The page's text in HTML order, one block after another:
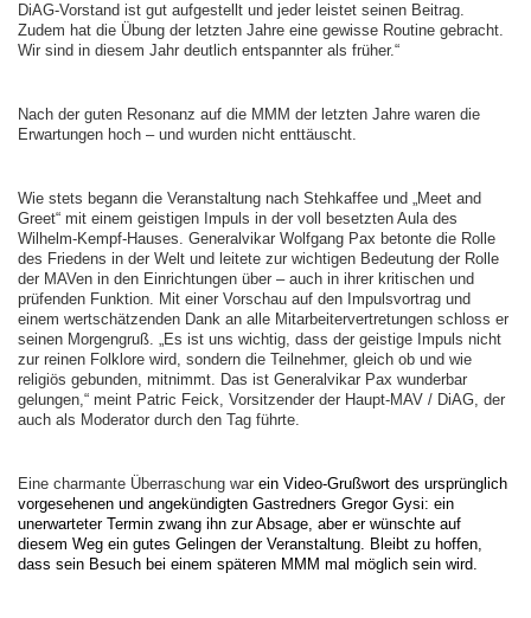
DiAG-Vorstand ist gut aufgestellt und jeder leistet seinen Beitrag.
Zudem hat die Übung der letzten Jahre eine gewisse Routine gebracht.
Wir sind in diesem Jahr deutlich entspannter als früher.“
Nach der guten Resonanz auf die MMM der letzten Jahre waren die
Erwartungen hoch – und wurden nicht enttäuscht.
Wie stets begann die Veranstaltung nach Stehkaffee und „Meet and
Greet“ mit einem geistigen Impuls in der voll besetzten Aula des
Wilhelm-Kempf-Hauses. Generalvikar Wolfgang Pax betonte die Rolle
des Friedens in der Welt und leitete zur wichtigen Bedeutung der Rolle
der MAVen in den Einrichtungen über – auch in ihrer kritischen und
prüfenden Funktion. Mit einer Vorschau auf den Impulsvortrag und
einem wertschätzenden Dank an alle Mitarbeitervertretungen schloss er
seinen Morgengruß. „Es ist uns wichtig, dass der geistige Impuls nicht
zur reinen Folklore wird, sondern die Teilnehmer, gleich ob und wie
religiös gebunden, mitnimmt. Das ist Generalvikar Pax wunderbar
gelungen,“ meint Patric Feick, Vorsitzender der Haupt-MAV / DiAG, der
auch als Moderator durch den Tag führte.
Eine charmante Überraschung war ein Video-Grußwort des ursprünglich
vorgesehenen und angekündigten Gastredners Gregor Gysi: ein
unerwarteter Termin zwang ihn zur Absage, aber er wünschte auf
diesem Weg ein gutes Gelingen der Veranstaltung. Bleibt zu hoffen,
dass sein Besuch bei einem späteren MMM mal möglich sein wird.